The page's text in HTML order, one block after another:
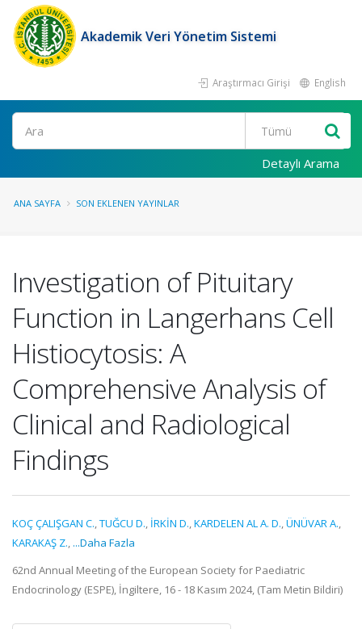
Akademik Veri Yönetim Sistemi
Araştırmacı Girişi English
Ara
Detaylı Arama
ANA SAYFA SON EKLENEN YAYINLAR
Investigation of Pituitary
Function in Langerhans Cell
Histiocytosis: A
Comprehensive Analysis of
Clinical and Radiological
Findings
KOÇ ÇALIŞGAN C.,TUĞCU D., İRKİN D.,KARDELEN AL A. D.,ÜNÜVAR A.,
KARAKAŞ Z., ...Daha Fazla
62nd Annual Meeting of the European Society for Paediatric
Endocrinology (ESPE), İngiltere, 16 - 18 Kasım 2024, (Tam Metin Bildiri)